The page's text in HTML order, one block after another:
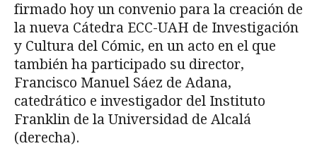
firmado hoy un convenio para la creación de
la nueva Cátedra ECC-UAH de Investigación
y Cultura del Cómic, en un acto en el que
también ha participado su director,
Francisco Manuel Sáez de Adana,
catedrático e investigador del Instituto
Franklin de la Universidad de Alcalá
(derecha).